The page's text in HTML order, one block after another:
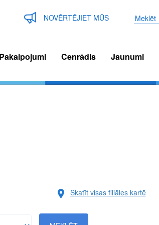
Meklēt
NOVĒRTĒJIET MŪS
Pakalpojumi Cenrādis Jaunumi
Skatīt visas filiāles kartē